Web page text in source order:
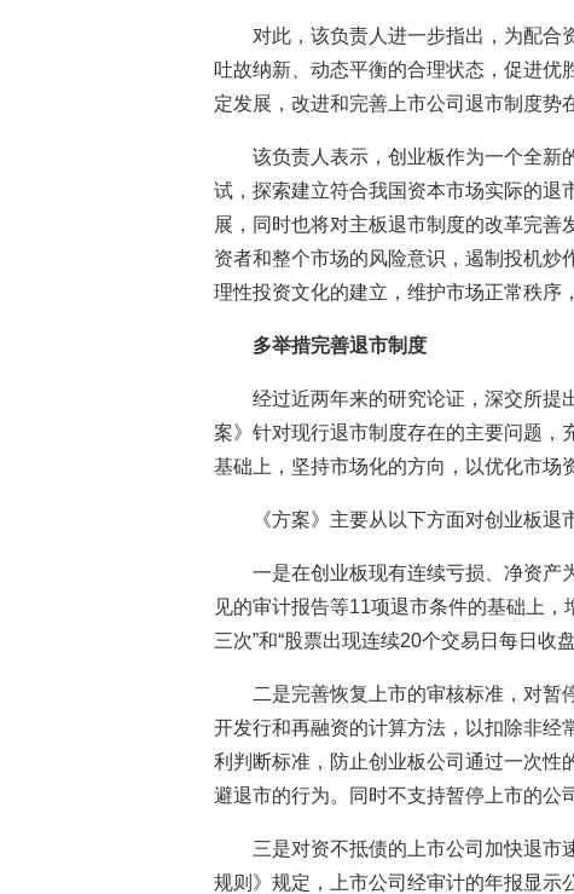
对此，该负责人进一步指出，为配合
吐故纳新、动态平衡的合理状态，促进优
定发展，改进和完善上市公司退市制度势
该负责人表示，创业板作为一个全新
试，探索建立符合我国资本市场实际的退
展，同时也将对主板退市制度的改革完
资者和整个市场的风险意识，遏制投机
理性投资文化的建立，维护市场正常秩序
多举措完善退市制度
经过近两年来的研究论证，深交所提
案》针对现行退市制度存在的主要问题，
基础上，坚持市场化的方向，以优化市场
《方案》主要从以下方面对创业板退
一是在创业板现有连续亏损、净资产
见的审计报告等11项退市条件的基础上
三次”和“股票出现连续20个交易日每日收
二是完善恢复上市的审核标准，对暂
开发行和再融资的计算方法，以扣除非经
利判断标准，防止创业板公司通过一次性
避退市的行为。同时不支持暂停上市的公
三是对资不抵债的上市公司加快退市
规则》规定，上市公司经审计的年报显示